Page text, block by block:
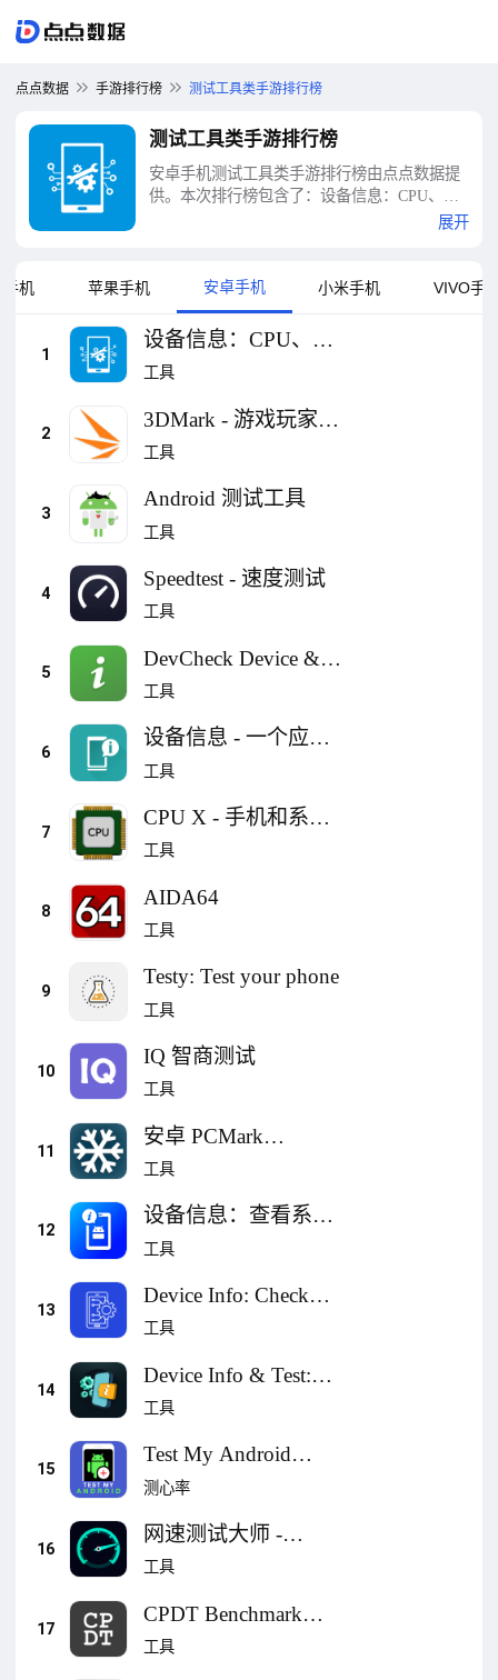
点点数据 手游排行榜 测试工具类手游排行榜
测试工具类手游排行榜
安卓手机测试工具类手游排行榜由点点数据提
供。本次排行榜包含了：设备信息：CPU、
RAM、电池与硬件监控、3DMark - 游戏玩家的
备信息 - 一个应用，全面信息、CPU X - 手机
和系统信息、AIDA64、Testy: Test your
phone、IQ 智商测试等十大测试工具类手游排
行榜
展开
手机 苹果手机 安卓手机 小米手机 VIVO手
1
设备信息：CPU、
RAM、电池与硬件监
工具
2
3DMark - 游戏玩家的
基准测试软件
工具
3
Android 测试工具
工具
4
Speedtest - 速度测试
工具
5
DevCheck Device &
System Info
工具
6
设备信息 - 一个应
用，全面信息
工具
7
CPU X - 手机和系统
信息
工具
8
AIDA64
工具
9
Testy: Test your phone
工具
10
IQ 智商测试
工具
11
安卓 PCMark
(PCMark for Android)
工具
12
设备信息：查看系统
信息、硬件信息、硬
工具
13
Device Info: Check
System, CPU
工具
14
Device Info & Test:
System CPU
工具
15
Test My Android
Phone
测心率
16
网速测试大师 -
speedtest测网速、wifi
工具
17
CPDT Benchmark〉
Storage, memory
工具